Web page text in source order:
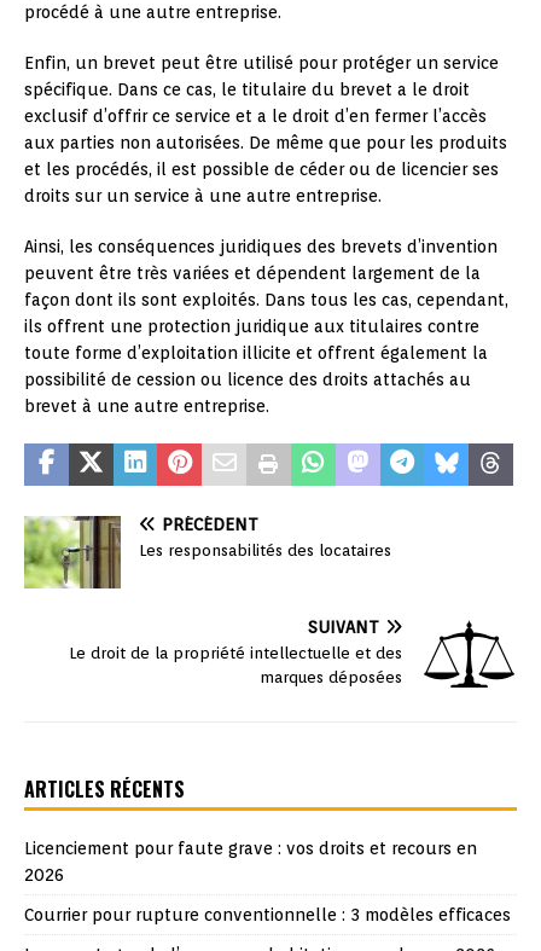
procédé à une autre entreprise.
Enfin, un brevet peut être utilisé pour protéger un service
spécifique. Dans ce cas, le titulaire du brevet a le droit
exclusif d’offrir ce service et a le droit d’en fermer l’accès
aux parties non autorisées. De même que pour les produits
et les procédés, il est possible de céder ou de licencier ses
droits sur un service à une autre entreprise.
Ainsi, les conséquences juridiques des brevets d’invention
peuvent être très variées et dépendent largement de la
façon dont ils sont exploités. Dans tous les cas, cependant,
ils offrent une protection juridique aux titulaires contre
toute forme d’exploitation illicite et offrent également la
possibilité de cession ou licence des droits attachés au
brevet à une autre entreprise.
PRÉCÉDENT
Les responsabilités des locataires
SUIVANT
Le droit de la propriété intellectuelle et des
marques déposées
ARTICLES RÉCENTS
Licenciement pour faute grave : vos droits et recours en
2026
Courrier pour rupture conventionnelle : 3 modèles efficaces